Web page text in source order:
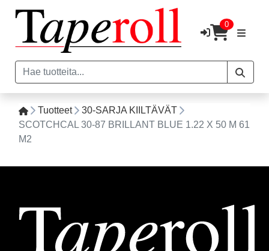
0
Tuotteet
30-SARJA KIILTÄVÄT
SCOTCHCAL 30-87 BRILLANT BLUE 1.22 X 50 M 61
M2